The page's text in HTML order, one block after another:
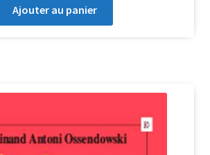
Ajouter au panier